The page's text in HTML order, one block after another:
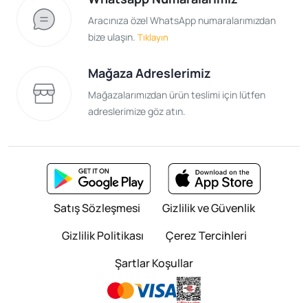
Aracınıza özel WhatsApp numaralarımızdan
bize ulaşın. Tıklayın
Mağaza Adreslerimiz
Mağazalarımızdan ürün teslimi için lütfen
adreslerimize göz atın.
Satış Sözleşmesi
Gizlilik ve Güvenlik
Gizlilik Politikası
Çerez Tercihleri
Şartlar Koşullar